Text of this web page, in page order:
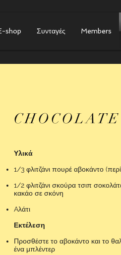
shop Συνταγές Members
Υλικά
1/3 φλιτζάνι πουρέ αβοκάντο
1/2 φλιτζάνι σκούρα τσιπ
κακάο σε σκόνη
Aλάτι
Εκτέλεση
Προσθέστε το αβοκάντο και το
ένα μπλέντερ